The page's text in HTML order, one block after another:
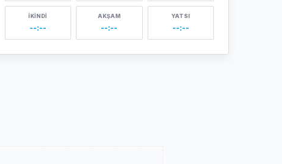
İKINDI
--:--
AKŞAM
--:--
YATSI
--:--